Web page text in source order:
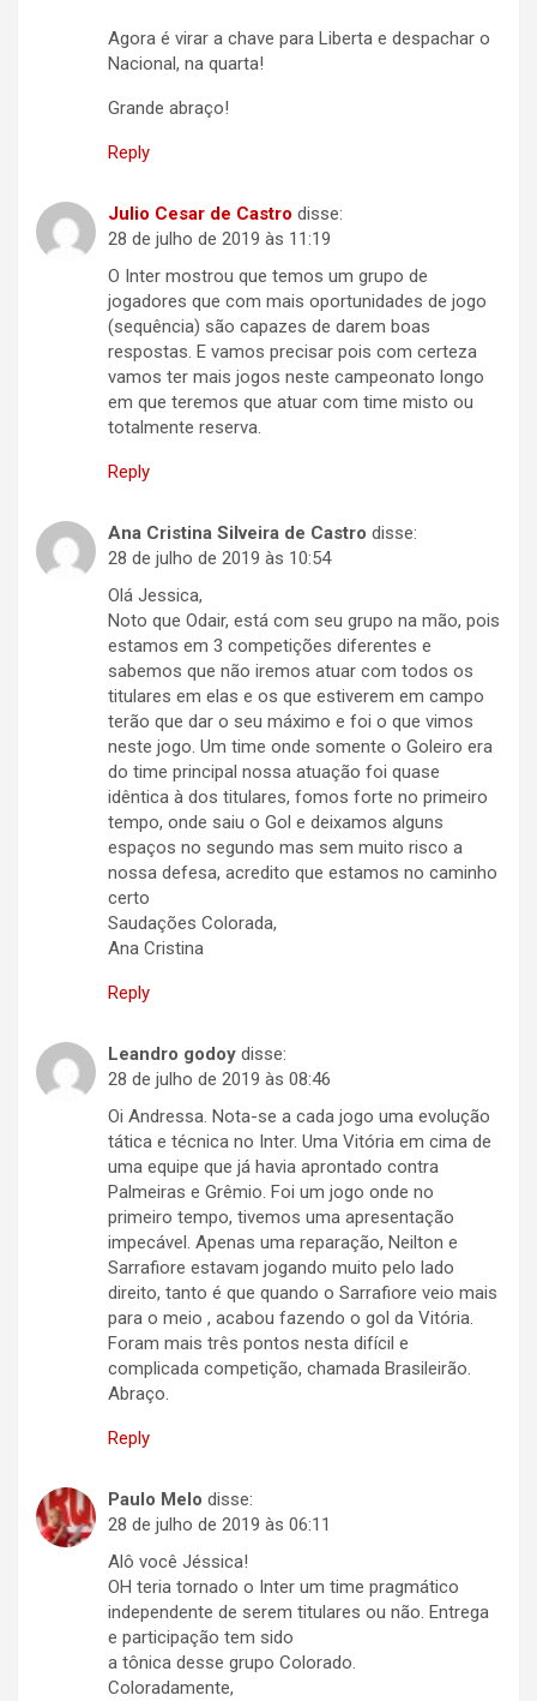
Agora é virar a chave para Liberta e despachar o
Nacional, na quarta!
Grande abraço!
Reply
Julio Cesar de Castro disse:
28 de julho de 2019 às 11:19
O Inter mostrou que temos um grupo de
jogadores que com mais oportunidades de jogo
(sequência) são capazes de darem boas
respostas. E vamos precisar pois com certeza
vamos ter mais jogos neste campeonato longo
em que teremos que atuar com time misto ou
totalmente reserva.
Reply
Ana Cristina Silveira de Castro disse:
28 de julho de 2019 às 10:54
Olá Jessica,
Noto que Odair, está com seu grupo na mão, pois
estamos em 3 competições diferentes e
sabemos que não iremos atuar com todos os
titulares em elas e os que estiverem em campo
terão que dar o seu máximo e foi o que vimos
neste jogo. Um time onde somente o Goleiro era
do time principal nossa atuação foi quase
idêntica à dos titulares, fomos forte no primeiro
tempo, onde saiu o Gol e deixamos alguns
espaços no segundo mas sem muito risco a
nossa defesa, acredito que estamos no caminho
certo
Saudações Colorada,
Ana Cristina
Reply
Leandro godoy disse:
28 de julho de 2019 às 08:46
Oi Andressa. Nota-se a cada jogo uma evolução
tática e técnica no Inter. Uma Vitória em cima de
uma equipe que já havia aprontado contra
Palmeiras e Grêmio. Foi um jogo onde no
primeiro tempo, tivemos uma apresentação
impecável. Apenas uma reparação, Neilton e
Sarrafiore estavam jogando muito pelo lado
direito, tanto é que quando o Sarrafiore veio mais
para o meio , acabou fazendo o gol da Vitória.
Foram mais três pontos nesta difícil e
complicada competição, chamada Brasileirão.
Abraço.
Reply
Paulo Melo disse:
28 de julho de 2019 às 06:11
Alô você Jéssica!
OH teria tornado o Inter um time pragmático
independente de serem titulares ou não. Entrega
e participação tem sido
a tônica desse grupo Colorado.
Coloradamente,